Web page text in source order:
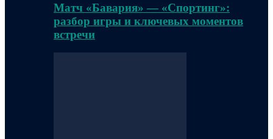
Матч «Бавария» — «Спортинг»:
разбор игры и ключевых моментов
встречи